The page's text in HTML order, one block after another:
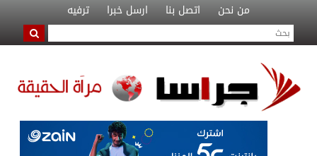
من نحن اتصل بنا ارسل خبرا ترفيه